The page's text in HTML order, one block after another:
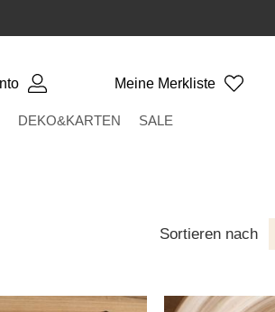
Meine Merkliste
DEKO&KARTEN SALE
Sortieren nach